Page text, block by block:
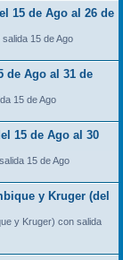
15 de Ago al 26 de
15 de Ago
de Ago al 31 de
15 de Ago
15 de Ago al 30
15 de Ago
y Kruger (del
y Kruger) con salida